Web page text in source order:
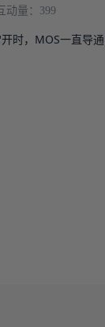
动量：399
时，MOS一直导